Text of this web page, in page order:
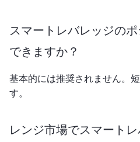
スマートレバレッジの
できますか？
基本的には推奨されません。
す。
レンジ市場でスマート